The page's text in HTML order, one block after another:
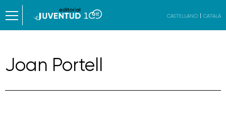
CASTELLANO CATALÀ
Joan Portell